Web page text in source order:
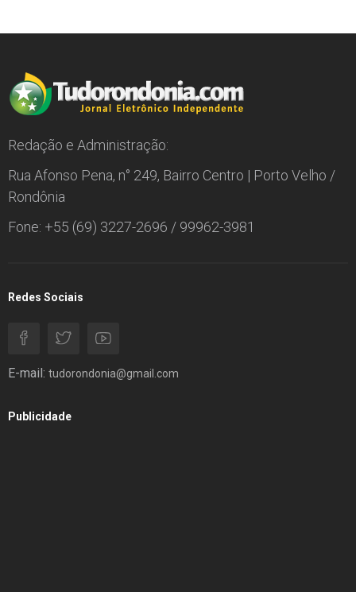
Redação e Administração:
Rua Afonso Pena, n° 249, Bairro Centro | Porto Velho /
Rondônia
Fone: +55 (69) 3227-2696 / 99962-3981
Redes Sociais
E-mail: tudorondonia@gmail.com
Publicidade